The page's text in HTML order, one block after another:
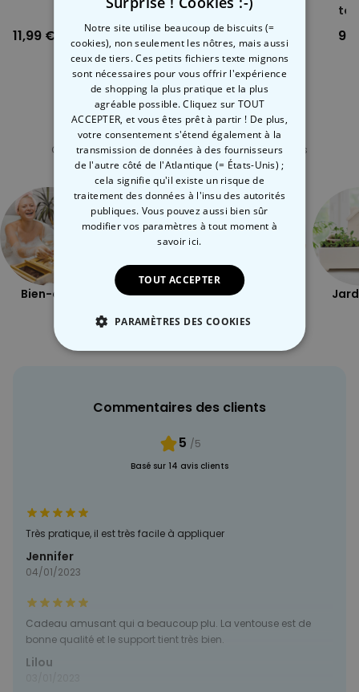
11,99 €
Bière
11,99 €
Catégorie concernée
Consultez nos autres catégories de cadeux insolites
Bien-être Plein air Coquin
Commentaires des clients
5 /5
Basé sur 14 avis clients
Très pratique, il est très facile à appliquer
Jennifer
04/01/2023
Cadeau amusant qui a beaucoup plu. La ventouse est de
bonne qualité et le support tient très bien.
Lilou
Notre site utilise beaucoup de biscuits (=
cookies), non seulement les nôtres, mais aussi
ceux de tiers. Ces petits fichiers texte mignons
sont nécessaires pour vous offrir l'expérience
de shopping la plus pratique et la plus
agréable possible. Cliquez sur TOUT
ACCEPTER, et vous êtes prêt à partir ! De plus,
votre consentement s'étend également à la
transmission de données à des fournisseurs
de l'autre côté de l'Atlantique (= États-Unis) ;
cela signifie qu'il existe un risque de
traitement des données à l'insu des autorités
publiques. Vous pouvez aussi bien sûr
modifier vos paramètres à tout moment à
savoir ici.
TOUT ACCEPTER
PARAMÈTRES DES COOKIES
COMMERCIALISATION
NON CLASSÉ